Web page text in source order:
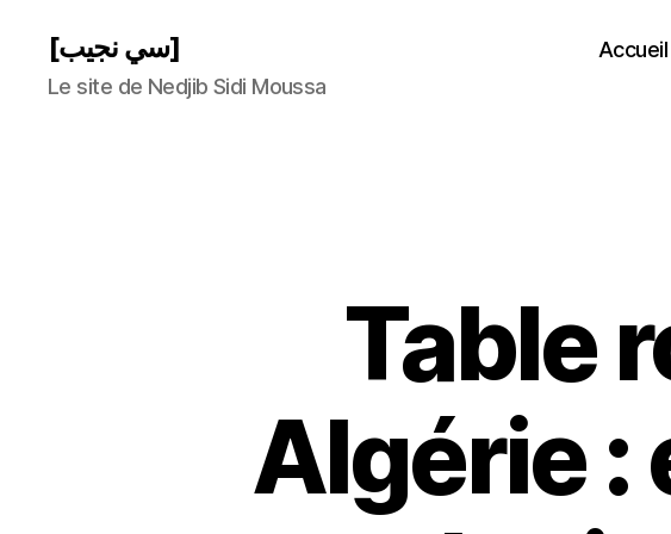
[سي نجيب]
Le site de Nedjib Sidi Moussa
Accueil
Table
Algérie :